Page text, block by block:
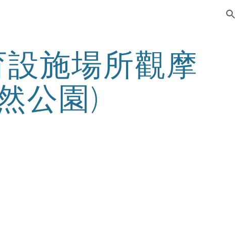
施場所觀摩
公園)